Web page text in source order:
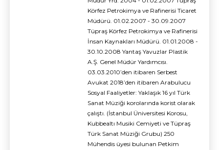
Körfez Petrokimya ve Rafinerisi Ticaret
Müdürü. 01.02.2007 - 30.09.2007
Tüpraş Körfez Petrokimya ve Rafinerisi
İnsan Kaynakları Müdürü. 01.01.2008 -
30.10.2008 Yantaş Yavuzlar Plastik
A.Ş. Genel Müdür Yardımcısı.
03.03.2010’den itibaren Serbest
Avukat 2018’den itibaren Arabulucu
Sosyal Faaliyetler: Yaklaşık 16 yıl Türk
Sanat Müziği korolarında korist olarak
çalıştı. (İstanbul Üniversitesi Korosu,
Kubbealtı Musiki Cemiyeti ve Tüpraş
Türk Sanat Müziği Grubu) 250
Mühendis üyesi bulunan Petkim